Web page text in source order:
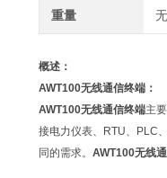
重量
概述：
AWT100无线通信终端 ：
AWT100无线通信终端主
接电力仪表、RTU、PLC
同的需求。 AWT100无线